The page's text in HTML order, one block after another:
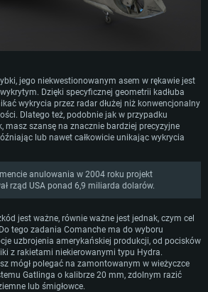
DirectX 11: Nvidia GeForce 1060 lub
lepsza
szerokopasmowy
klient)
II lub lepsza
szerokopasmowy
klient)
nowymi sterownikami (nie starsze niż 6
z nowymi sterownikami (nie starsze niż 6
to 720p) ze wsparciem Vulkan
szerokopasmowy
klient)
jego niekwestionowanym asem w rękawie jest
Dzięki specyficznej geometrii kadłuba
wykrycia przez radar dłużej niż konwencjonalny
Dlatego też, podobnie jak w przypadku
masz szansę na znacznie bardziej precyzyjne
lub nawet całkowicie unikając wykrycia
anulowania w 2004 roku projekt
rząd USA ponad 6,9 miliarda dolarów.
jest ważne, równie ważne jest jednak, czym cel
tego zadania Comanche ma do wyboru
uzbrojenia amerykańskiej produkcji, od pocisków
z rakietami niekierowanymi typu Hydra.
mógł polegać na zamontowanym w wieżyczce
Gatlinga o kalibrze 20 mm, zdolnym razić
lub śmigłowce.